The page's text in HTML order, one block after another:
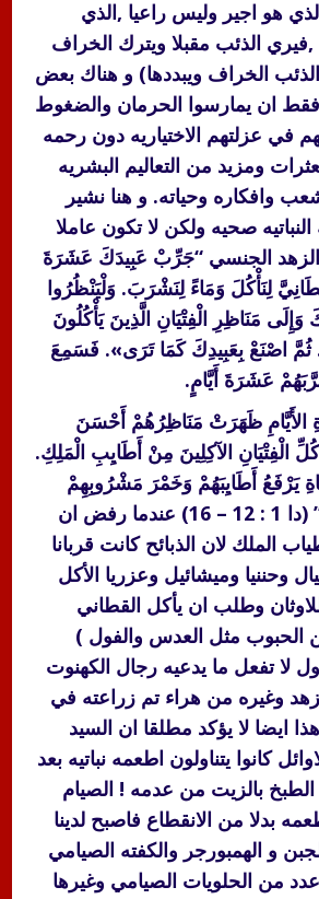
هو اجير وليس راعيا ,الذي
الذئب مقبلا ويترك الخراف
الخراف ويبددها) و هناك بعض
فقط ان يمارسوا الحرمان والضغوط
في عزلتهم الاختياريه دون رحمه
ومزيد من التعاليم البشريه
وافكاره وحياته. و هنا نشير
صحيه ولكن لا تكون عاملا
الجنسي “جَرِّبْ عَبِيدَكَ عَشَرَةَ
لِنَأْكُلَ وَمَاءً لِنَشْرَبَ. وَلْيَنْظُرُوا
وَإِلَى مَنَاظِرِ الْفِتْيَانِ الَّذِينَ يَأْكُلُونَ
اصْنَعْ بِعَبِيدِكَ كَمَا تَرَى». فَسَمِعَ
عَشَرَةَ أَيَّامٍ.
الأَيَّامِ ظَهَرَتْ مَنَاظِرُهُمْ أَحْسَنَ
الْفِتْيَانِ الآكِلِينَ مِنْ أَطَايِبِ الْمَلِكِ.
يَرْفَعُ أَطَايِبَهُمْ وَخَمْرَ مَشْرُوبِهِمْ
وَيُعْطِيهِمْ قَطَانِيَّ.” (دا 1 : 12 – 16) عندما رفض ان
الملك لان الذبائح كانت قربانا
وحننيا وميشائيل وعزريا الأكل
وطلب ان يأكل القطاني
الحبوب مثل العدس والفول )
لا تفعل ما يدعيه رجال الكهنوت
وغيره من هراء تم زراعته في
ايضا لا يؤكد مطلقا ان السيد
كانوا يتناولون اطعمه نباتيه بعد
الطبخ بالزيت من عدمه ! الصيام
بدلا من الانقطاع فاصبح لدينا
و الهمبورجر والكفته الصيامي
من الحلويات الصيامي وغيرها